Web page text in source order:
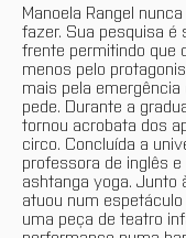
Manoela Rangel
fazer. Sua pesquisa é
frente permitindo que
menos pelo
mais pela
pede. Durante a
tornou acrobata dos
circo. Concluída a
professora de inglês
ashtanga yoga. Junto
atuou num
uma peça de teatro